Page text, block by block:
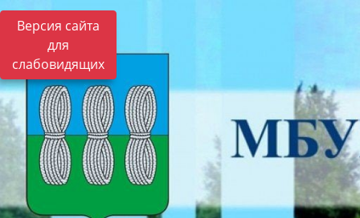
Версия сайта
для
слабовидящих